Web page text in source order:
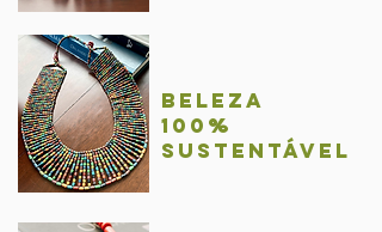
BelezA
100%
sustentável